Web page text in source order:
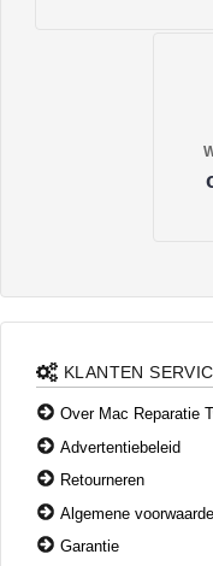
KLANTEN
Over Mac Reparatie
Advertentiebeleid
Retourneren
Algemene
Garantie